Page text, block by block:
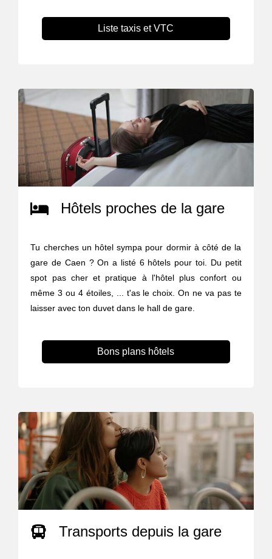
Liste taxis et VTC
Hôtels proches de la gare
Tu cherches un hôtel sympa pour dormir à côté de la
gare de Caen ? On a listé 6 hôtels pour toi. Du petit
spot pas cher et pratique à l'hôtel plus confort ou
même 3 ou 4 étoiles, ... t'as le choix. On ne va pas te
laisser avec ton duvet dans le hall de gare.
Bons plans hôtels
Transports depuis la gare